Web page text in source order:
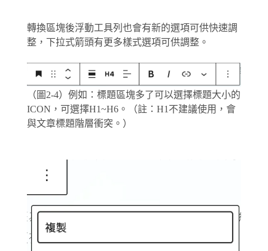
轉換區塊後浮動工具列也會有新的選項可供快速調
整，下拉式箭頭有更多樣式選項可供調整。
（圖2-4）例如：標題區塊多了可以選擇標題大小的
ICON，可選擇H1~H6。（註：H1不建議使用，會
與文章標題階層衝突。）